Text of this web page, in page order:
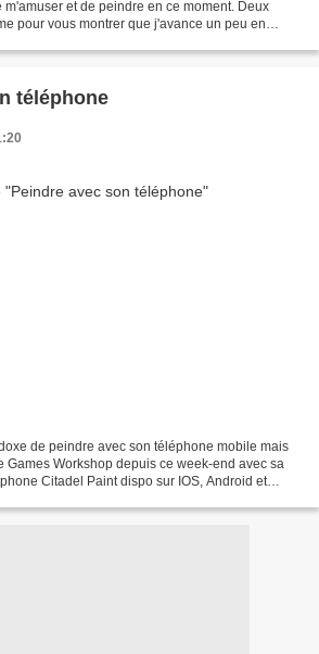
et de peindre en ce moment. Deux
pour vous montrer que j'avance un peu en
téléphone
de peindre avec son téléphone mobile mais
Games Workshop depuis ce week-end avec sa
Citadel Paint dispo sur IOS, Android et